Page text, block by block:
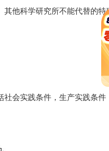
他科学研究所不能代替的
会实践条件，生产实践条件